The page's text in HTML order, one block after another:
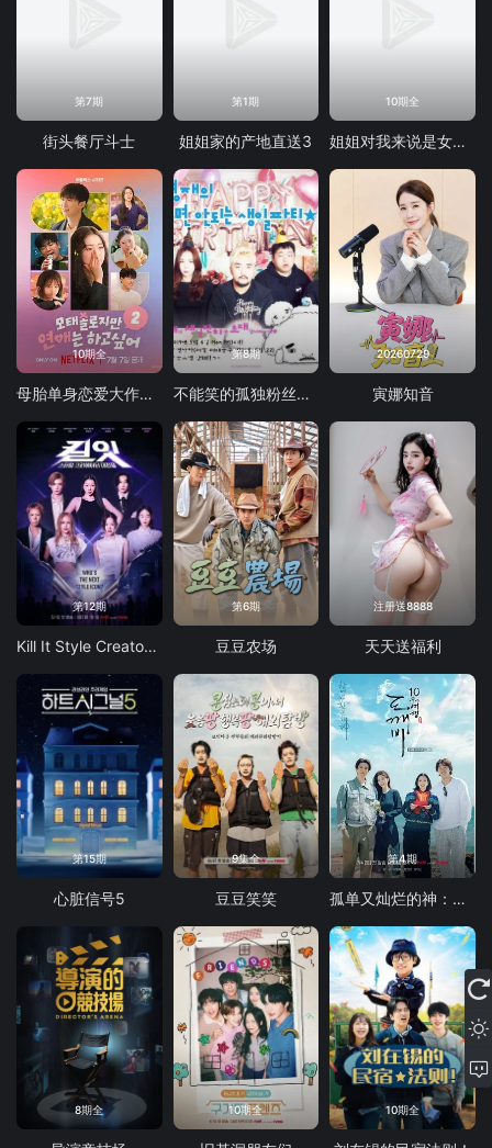
第7期
街头餐厅斗士
第1期
姐姐家的产地直送3
10期全
姐姐对我来说是女人2
10期全
母胎单身恋爱大作战2
第8期
不能笑的孤独粉丝见面会
20260729
寅娜知音
第12期
Kill It Style Creator War
第6期
豆豆农场
注册送8888
天天送福利
第15期
心脏信号5
9集全
豆豆笑笑
第4期
孤单又灿烂的神：鬼怪十周年特辑
8期全 10期全 10期全